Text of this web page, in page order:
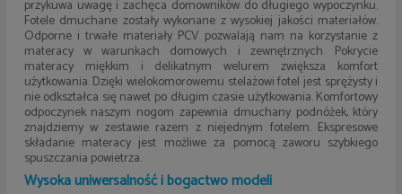
przykuwa uwagę i zachęca domowników do długiego wypoczynku.
Fotele dmuchane zostały wykonane z wysokiej jakości materiałów.
Odporne i trwałe materiały PCV pozwalają nam na korzystanie z
materacy w warunkach domowych i zewnętrznych. Pokrycie
materacy miękkim i delikatnym welurem zwiększa komfort
użytkowania. Dzięki wielokomorowemu stelażowi fotel jest sprężysty i
nie odkształca się nawet po długim czasie użytkowania. Komfortowy
odpoczynek naszym nogom zapewnia dmuchany podnóżek, który
znajdziemy w zestawie razem z niejednym fotelem. Ekspresowe
składanie materacy jest możliwe za pomocą zaworu szybkiego
spuszczania powietrza.
Wysoka uniwersalność i bogactwo modeli